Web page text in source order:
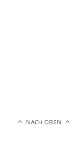
NACH OBEN